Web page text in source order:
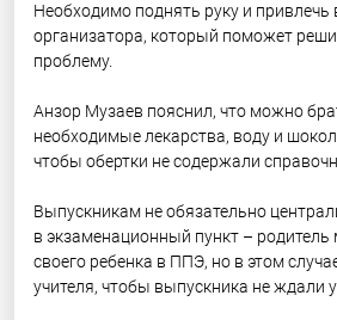
Необходимо поднять руку и привлечь
организатора, который поможет
проблему.
Анзор Музаев пояснил, что можно
необходимые лекарства, воду и
чтобы обертки не содержали
Выпускникам не обязательно
в экзаменационный пункт – родитель
своего ребенка в ППЭ, но в этом
учителя, чтобы выпускника не ждали